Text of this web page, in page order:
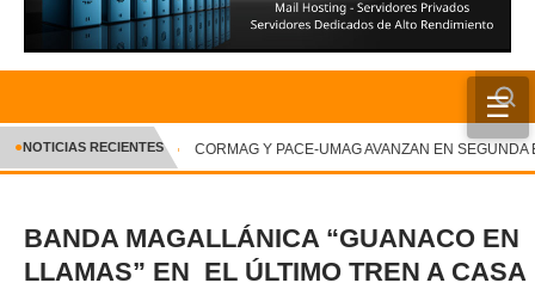
☰
INICIO
CRÓNICA
DEPORTES ✕
●NOTICIAS RECIENTES CORMAG Y PACE-UMAG AVANZAN EN SEGUNDA
BANDA MAGALLÁNICA “GUANACO EN
LLAMAS” EN EL ÚLTIMO TREN A CASA